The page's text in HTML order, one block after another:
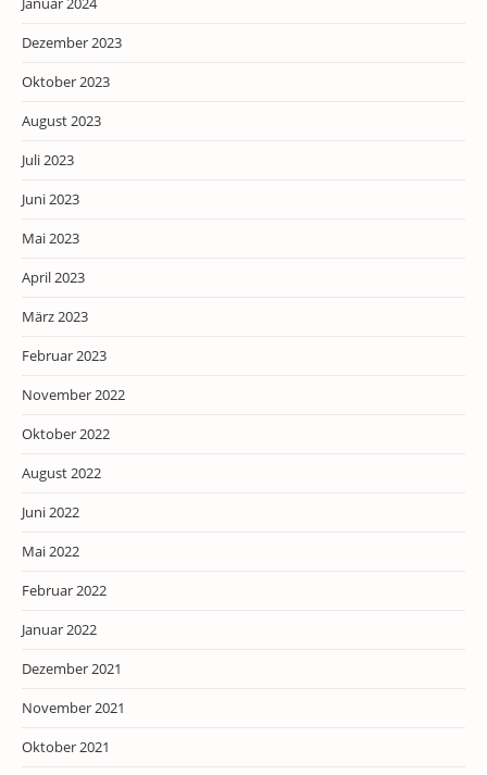
Dezember 2023
Oktober 2023
August 2023
Juli 2023
Juni 2023
Mai 2023
April 2023
März 2023
Februar 2023
November 2022
Oktober 2022
August 2022
Juni 2022
Mai 2022
Februar 2022
Januar 2022
Dezember 2021
November 2021
Oktober 2021